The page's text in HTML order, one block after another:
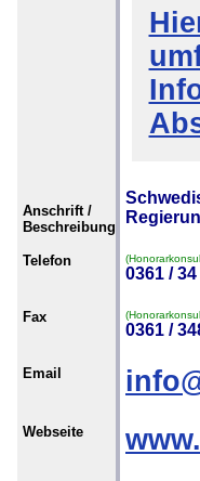
Anschrift /
Beschreibung
Telefon
0361 /
Fax
0361 /
Email
Webseite